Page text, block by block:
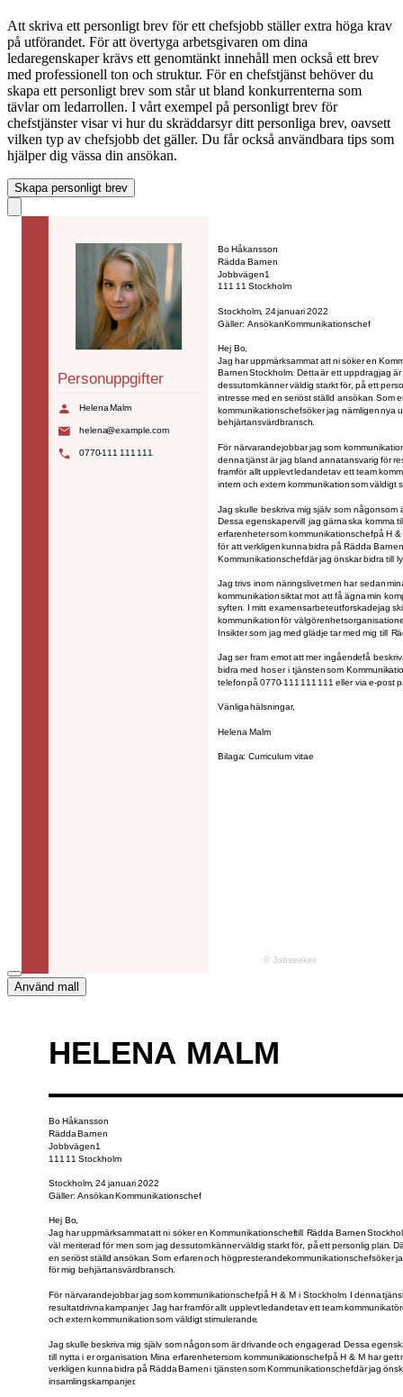
Att skriva ett personligt brev för ett chefsjobb ställer extra höga krav
på utförandet. För att övertyga arbetsgivaren om dina
ledaregenskaper krävs ett genomtänkt innehåll men också ett brev
med professionell ton och struktur. För en chefstjänst behöver du
skapa ett personligt brev som står ut bland konkurrenterna som
tävlar om ledarrollen. I vårt exempel på personligt brev för
chefstjänster visar vi hur du skräddarsyr ditt personliga brev, oavsett
vilken typ av chefsjobb det gäller. Du får också användbara tips som
hjälper dig vässa din ansökan.
Skapa personligt brev
Använd mall